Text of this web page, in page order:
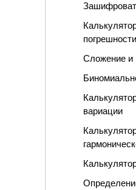
погрешности
Сложение и
вариации